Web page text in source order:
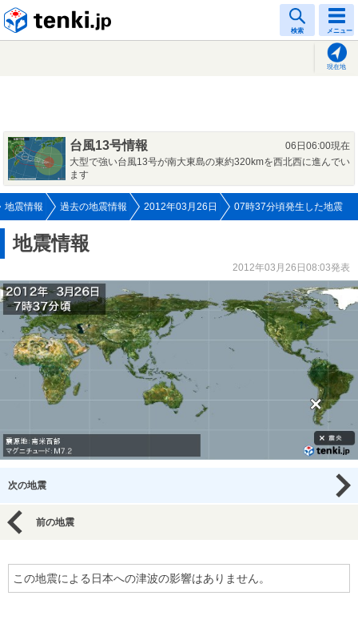
検索 メニュー
現在地
台風13号情報
06日06:00現在
大型で強い台風13号が南大東島の東約320kmを西北西に進んでい
ます
地震情報 過去の地震情報 2012年03月26日 07時37分頃発生した地震
地震情報
2012年03月26日08:03発表
次の地震
前の地震
この地震による日本への津波の影響はありません。